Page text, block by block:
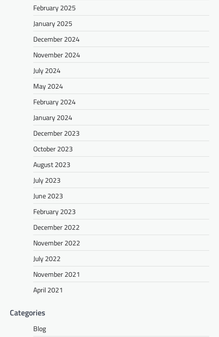
February 2025
January 2025
December 2024
November 2024
July 2024
May 2024
February 2024
January 2024
December 2023
October 2023
August 2023
July 2023
June 2023
February 2023
December 2022
November 2022
July 2022
November 2021
April 2021
Categories
Blog